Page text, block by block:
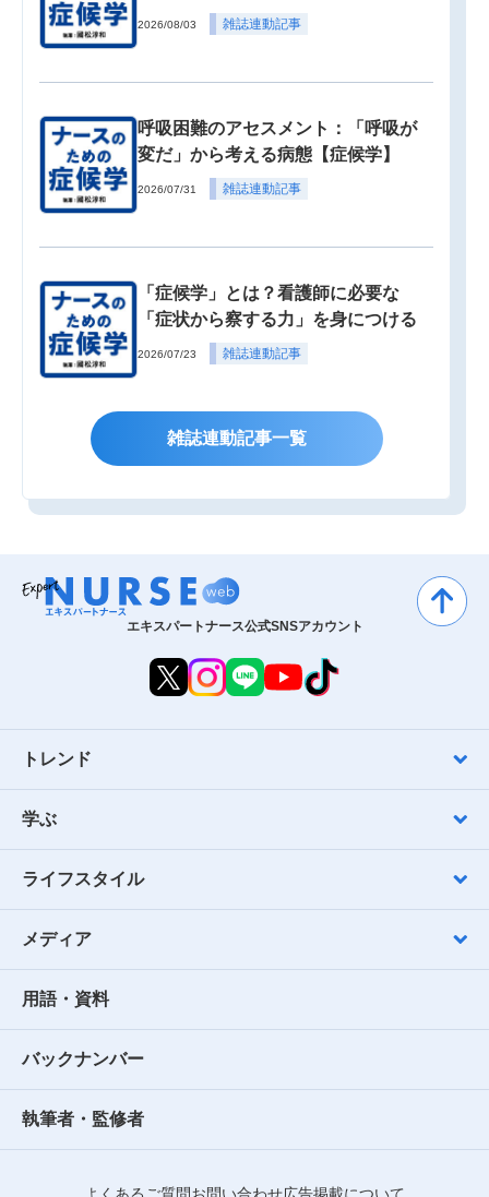
2026/08/03 雑誌連動記事
呼吸困難のアセスメント：「呼吸が
変だ」から考える病態【症候学】
2026/07/31 雑誌連動記事
「症候学」とは？看護師に必要な
「症状から察する力」を身につける
2026/07/23 雑誌連動記事
雑誌連動記事一覧
エキスパートナース公式SNSアカウント
トレンド
学ぶ
ライフスタイル
メディア
用語・資料
バックナンバー
執筆者・監修者